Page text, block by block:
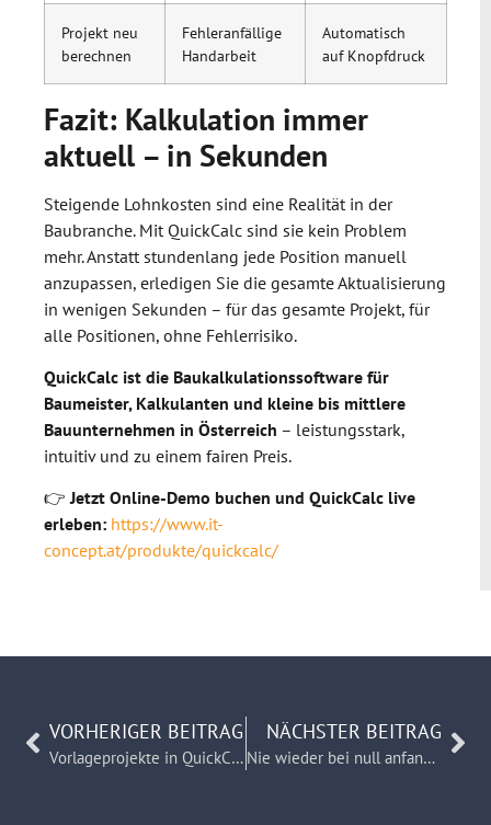
Projekt neu
berechnen
Fehleranfällige
Handarbeit
Automatisch
auf Knopfdruck
Fazit: Kalkulation immer
aktuell – in Sekunden
Steigende Lohnkosten sind eine Realität in der
Baubranche. Mit QuickCalc sind sie kein Problem
mehr. Anstatt stundenlang jede Position manuell
anzupassen, erledigen Sie die gesamte Aktualisierung
in wenigen Sekunden – für das gesamte Projekt, für
alle Positionen, ohne Fehlerrisiko.
QuickCalc ist die Baukalkulationssoftware für
Baumeister, Kalkulanten und kleine bis mittlere
Bauunternehmen in Österreich – leistungsstark,
intuitiv und zu einem fairen Preis.
👉Jetzt Online-Demo buchen und QuickCalc live
erleben: https://www.it-
concept.at/produkte/quickcalc/
VORHERIGER BEITRAG
Vorlageprojekte in QuickCalc: Projektstrukturen einmal anlegen – immer wiederverwenden
NÄCHSTER BEITRAG
Nie wieder bei null anfangen – Baukalkulation mit Projektvorlage in QuickCalc